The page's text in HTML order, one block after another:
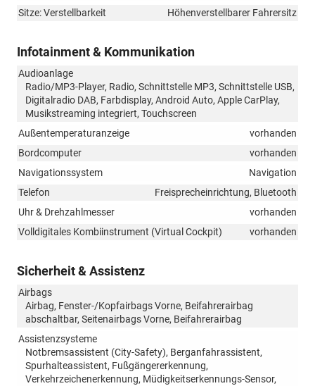
Sitze: Verstellbarkeit
Höhenverstellbarer Fahrersitz
Infotainment & Kommunikation
Audioanlage
Radio/MP3-Player, Radio, Schnittstelle MP3, Schnittstelle USB,
Digitalradio DAB, Farbdisplay, Android Auto, Apple CarPlay,
Musikstreaming integriert, Touchscreen
Außentemperaturanzeige
vorhanden
Bordcomputer
vorhanden
Navigationssystem
Navigation
Telefon
Freisprecheinrichtung, Bluetooth
Uhr & Drehzahlmesser
vorhanden
Volldigitales Kombiinstrument (Virtual Cockpit)
vorhanden
Sicherheit & Assistenz
Airbags
Airbag, Fenster-/Kopfairbags Vorne, Beifahrerairbag
abschaltbar, Seitenairbags Vorne, Beifahrerairbag
Assistenzsysteme
Notbremsassistent (City-Safety), Berganfahrassistent,
Spurhalteassistent, Fußgängererkennung,
Verkehrzeichenerkennung, Müdigkeitserkennungs-Sensor,